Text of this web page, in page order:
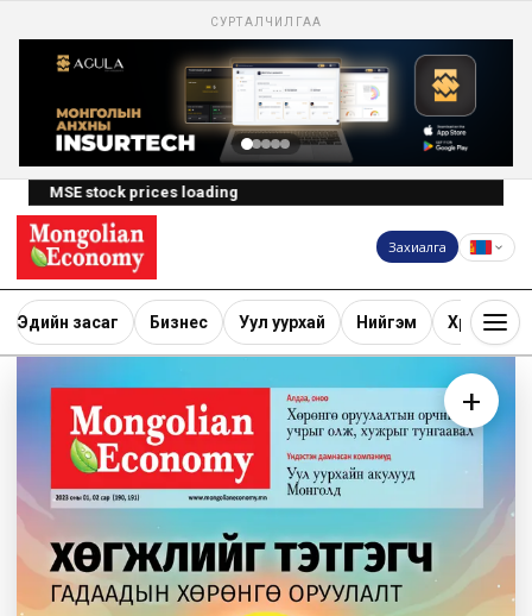
СУРТАЛЧИЛГАА
MSE stock prices loading
Захиалга
Эдийн засаг Бизнес Уул уурхай Нийгэм Хөрөнгө
+